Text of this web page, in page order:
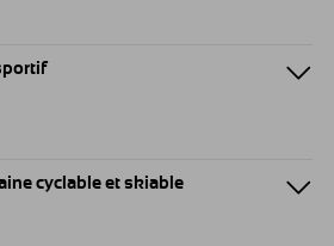
cyclable et skiable